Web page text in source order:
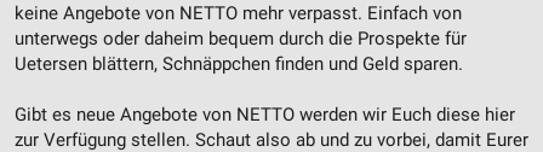
keine Angebote von NETTO mehr verpasst. Einfach von
unterwegs oder daheim bequem durch die Prospekte für
Uetersen blättern, Schnäppchen finden und Geld sparen.
Gibt es neue Angebote von NETTO werden wir Euch diese hier
zur Verfügung stellen. Schaut also ab und zu vorbei, damit Eurer